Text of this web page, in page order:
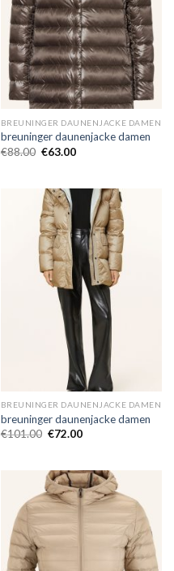
BREUNINGER DAUNENJACKE DAMEN
breuninger daunenjacke damen
€88.00 €63.00
BREUNINGER DAUNENJACKE DAMEN
breuninger daunenjacke damen
€101.00 €72.00